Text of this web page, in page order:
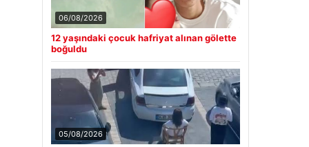
06/08/2026
12 yaşındaki çocuk hafriyat alınan gölette
boğuldu
05/08/2026